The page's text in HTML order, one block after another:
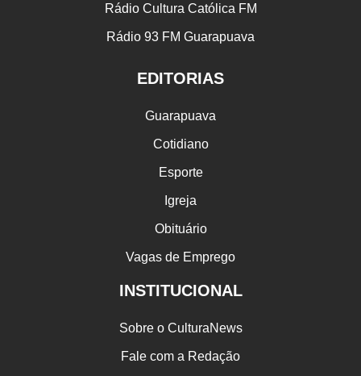
Rádio Cultura Católica FM
Rádio 93 FM Guarapuava
EDITORIAS
Guarapuava
Cotidiano
Esporte
Igreja
Obituário
Vagas de Emprego
INSTITUCIONAL
Sobre o CulturaNews
Fale com a Redação